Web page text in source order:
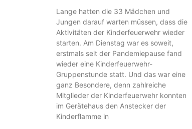
Lange hatten die 33 Mädchen und
Jungen darauf warten müssen, dass die
Aktivitäten der Kinderfeuerwehr wieder
starten. Am Dienstag war es soweit,
erstmals seit der Pandemiepause fand
wieder eine Kinderfeuerwehr-
Gruppenstunde statt. Und das war eine
ganz Besondere, denn zahlreiche
Mitglieder der Kinderfeuerwehr konnten
im Gerätehaus den Anstecker der
Kinderflamme in